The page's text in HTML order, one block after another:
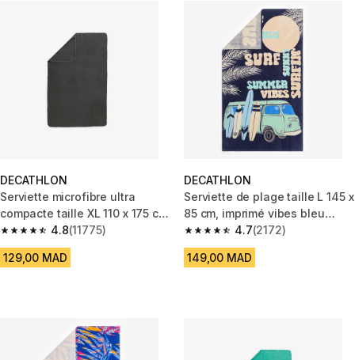
DECATHLON
Serviette microfibre ultra
compacte taille XL 110 x 175 cm,
noir
4.8
4.8 out of 5 stars from 11775 reviews
(11775)
129,00 MAD
DECATHLON
Serviette de plage taille L 145 x
85 cm, imprimé vibes bleu
foncé
4.7
4.7 out of 5 stars from 2172
(2172)
149,00 MAD